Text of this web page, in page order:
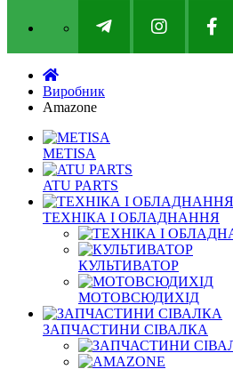
Виробник
Amazone
METISA
ATU PARTS
ТЕХНІКА І ОБЛАДНАННЯ
КУЛЬТИВАТОР
МОТОВСЮДИХІД
ЗАПЧАСТИНИ СІВАЛКА